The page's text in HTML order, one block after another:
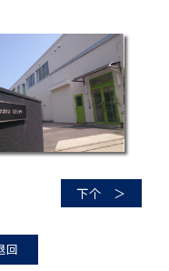
下个 ＞
回